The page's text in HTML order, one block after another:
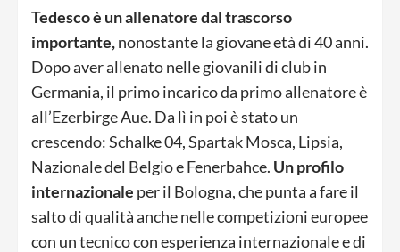
Tedesco è un allenatore dal trascorso
importante,nonostante la giovane età di 40 anni.
Dopo aver allenato nelle giovanili di club in
Germania, il primo incarico da primo allenatore è
all’Ezerbirge Aue. Da lì in poi è stato un
crescendo: Schalke 04, Spartak Mosca, Lipsia,
Nazionale del Belgio e Fenerbahce. Un profilo
internazionale per il Bologna, che punta a fare il
salto di qualità anche nelle competizioni europee
con un tecnico con esperienza internazionale e di